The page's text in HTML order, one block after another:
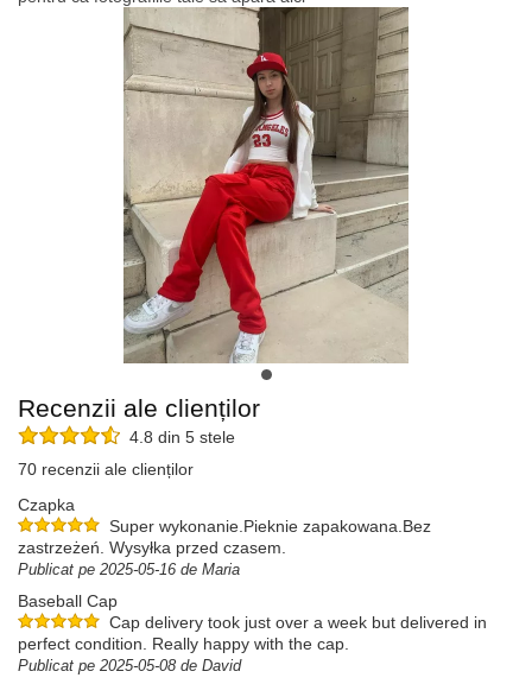
Recenzii ale clienților
4.8 din 5 stele
70 recenzii ale clienților
Czapka
Super wykonanie.Pieknie zapakowana.Bez
zastrzeżeń. Wysyłka przed czasem.
Publicat pe 2025-05-16 de Maria
Baseball Cap
Cap delivery took just over a week but delivered in
perfect condition. Really happy with the cap.
Publicat pe 2025-05-08 de David